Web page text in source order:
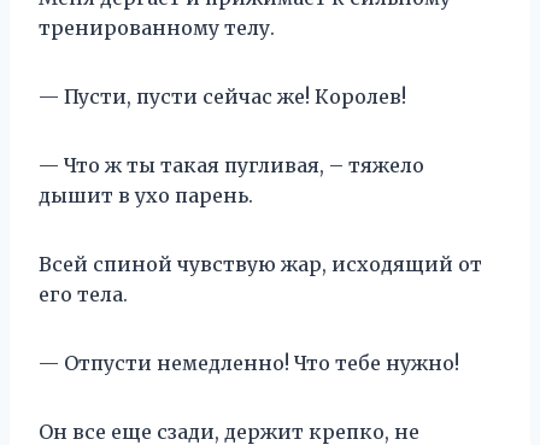
тренированному телу.
— Пусти, пусти сейчас же! Королев!
— Что ж ты такая пугливая, – тяжело
дышит в ухо парень.
Всей спиной чувствую жар, исходящий от
его тела.
— Отпусти немедленно! Что тебе нужно!
Он все еще сзади, держит крепко, не